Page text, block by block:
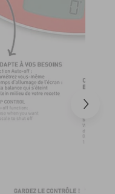
Næste
produkt